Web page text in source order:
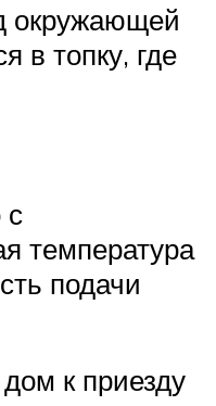
окружающей
в топку, где
с
температура
подачи
к приезду